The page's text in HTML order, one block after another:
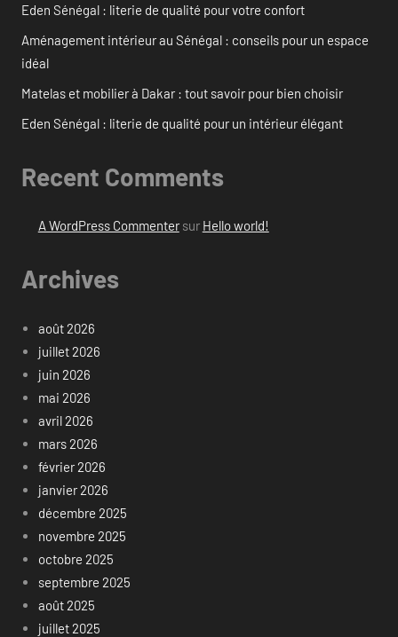
Eden Sénégal : literie de qualité pour votre confort
Aménagement intérieur au Sénégal : conseils pour un espace
idéal
Matelas et mobilier à Dakar : tout savoir pour bien choisir
Eden Sénégal : literie de qualité pour un intérieur élégant
Recent Comments
A WordPress Commentersur Hello world!
Archives
août 2026
juillet 2026
juin 2026
mai 2026
avril 2026
mars 2026
février 2026
janvier 2026
décembre 2025
novembre 2025
octobre 2025
septembre 2025
août 2025
juillet 2025